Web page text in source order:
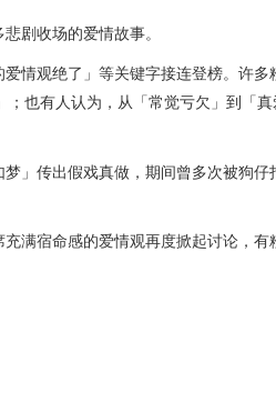
剧收场的爱情故事。
情观绝了」等关键字接连登榜。许多
也有人认为，从「常觉亏欠」到「
」传出假戏真做，期间曾多次被狗仔
满宿命感的爱情观再度掀起讨论，有